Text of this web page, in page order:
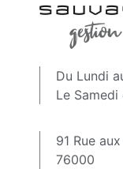
Du Lundi
Le
91 Rue
76000